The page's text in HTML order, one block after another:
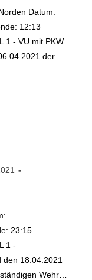
Datum:
12:13
1 - VU mit PKW
der…
23:15
1 -
den 18.04.2021
Wehr…